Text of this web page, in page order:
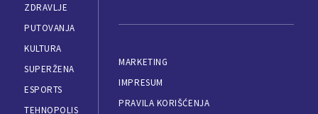
ZDRAVLJE
PUTOVANJA
KULTURA
SUPERŽENA
ESPORTS
TEHNOPOLIS
MARKETING
IMPRESUM
PRAVILA KORIŠĆENJA